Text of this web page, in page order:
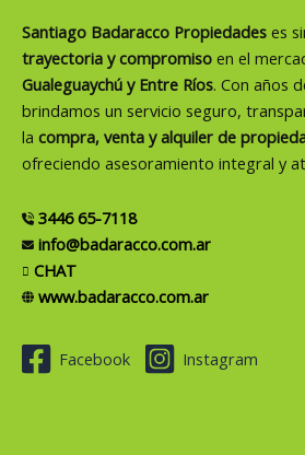
Santiago Badaracco Propiedades es
trayectoria y compromiso en el
Gualeguaychú y Entre Ríos. Con años
brindamos un servicio seguro,
la compra, venta y alquiler de
ofreciendo asesoramiento integral y
3446 65-7118
info@badaracco.com.ar
CHAT
www.badaracco.com.ar
Facebook Instagram